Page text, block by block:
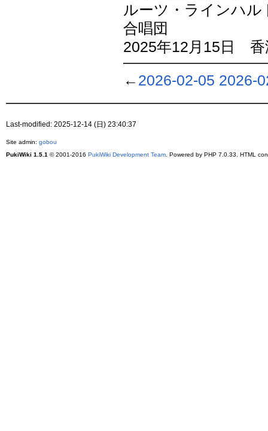
ルーツ・ラインハル
合唱団
2025年12月15日 香
← 2026-02-05 2026-
Last-modified: 2025-12-14 (日) 23:40:37
Site admin: gobou
PukiWiki 1.5.1 © 2001-2016 PukiWiki Development Team . Powered by PHP 7.0.33. HTML